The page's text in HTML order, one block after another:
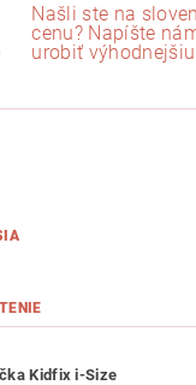
Našli ste na
cenu? Napíšte
urobiť
Kidfix i-Size